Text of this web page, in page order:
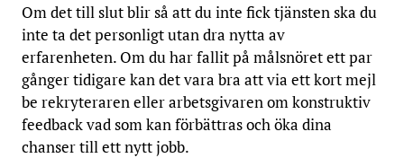
Om det till slut blir så att du inte fick tjänsten ska du
inte ta det personligt utan dra nytta av
erfarenheten. Om du har fallit på målsnöret ett par
gånger tidigare kan det vara bra att via ett kort mejl
be rekryteraren eller arbetsgivaren om konstruktiv
feedback vad som kan förbättras och öka dina
chanser till ett nytt jobb.